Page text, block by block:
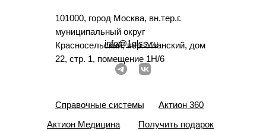
101000, город Москва, вн.тер.г.
муниципальный округ
Красносельский, пер. Уланский, дом
22, стр. 1, помещение 1Н/6
info@1glss.ru
Справочные системы
Актион 360
Актион Медицина
Получить подарок